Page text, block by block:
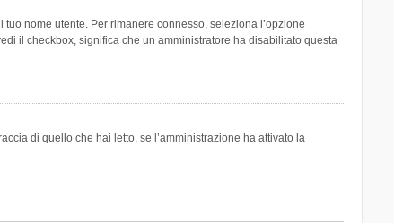
nome utente. Per rimanere connesso, seleziona l’opzione
il checkbox, significa che un amministratore ha disabilitato questa
di quello che hai letto, se l’amministrazione ha attivato la